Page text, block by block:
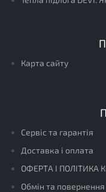
Карта сайту
Сервіс та гарантія
Доставка і оплата
ОФЕРТА І ПОЛІТИКА
Обмін та повернення